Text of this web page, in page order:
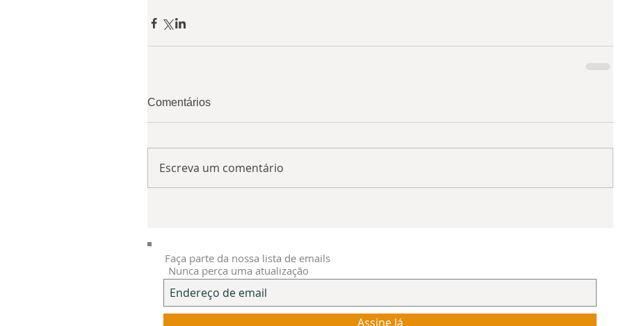
Comentários
Escreva um comentário
Faça parte da nossa lista de emails
Nunca perca uma atualização
Assine Já